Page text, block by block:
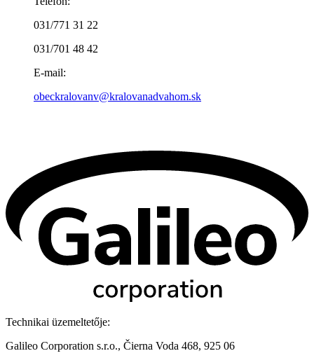
031/771 31 22
031/701 48 42
E-mail:
obeckralovanv@kralovanadvahom.sk
Technikai üzemeltetője:
Galileo Corporation s.r.o., Čierna Voda 468, 925 06